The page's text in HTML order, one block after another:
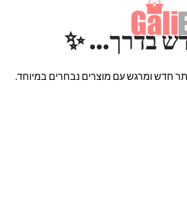
בדרך… ✨
חדש ומרגש עם מוצרים נבחרים במיוחד.